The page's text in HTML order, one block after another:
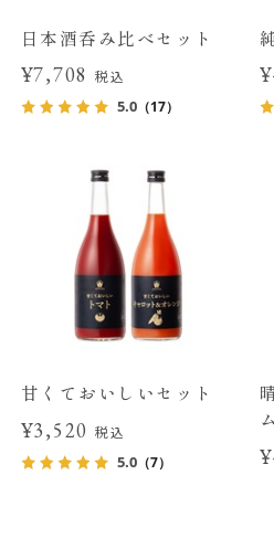
日本酒呑み比べセット
¥7,708税込
5.0（17）
甘くておいしいセット
¥3,520税込
5.0（7）